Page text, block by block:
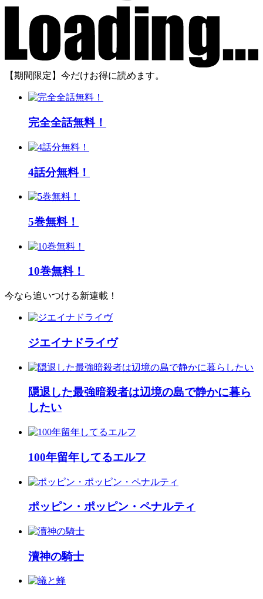
【期間限定】今だけお得に読めます。
完全全話無料！
4話分無料！
5巻無料！
10巻無料！
今なら追いつける新連載！
ジエイナドライヴ
隠退した最強暗殺者は辺境の島で静かに暮ら
したい
100年留年してるエルフ
ポッピン・ポッピン・ペナルティ
瀆神の騎士